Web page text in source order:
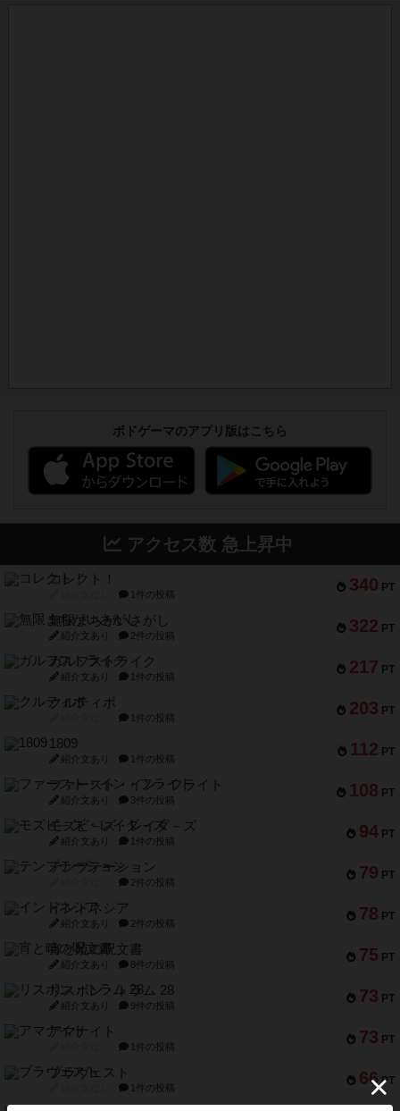
ボドゲーマのアプリ版はこちら
アクセス数 急上昇中
340 PT
コレクト！
1件の投稿
322 PT
無限まちがいさがし
紹介文あり 2件の投稿
217 PT
ガルフストライク
紹介文あり 1件の投稿
203 PT
クルティボ
1件の投稿
112 PT
1809
紹介文あり 1件の投稿
108 PT
ファースト・イン・フライト
紹介文あり 3件の投稿
94 PT
モズビ－ズ・レイダ－ズ
紹介文あり 1件の投稿
79 PT
テンプテーション
2件の投稿
78 PT
インドネシア
紹介文あり 2件の投稿
75 PT
宵と暁の呪文書
紹介文あり 8件の投稿
73 PT
リスボン・トラム 28
紹介文あり 9件の投稿
73 PT
アマナイト
1件の投稿
66 PT
ブラヴェスト
1件の投稿